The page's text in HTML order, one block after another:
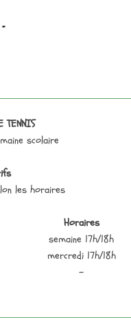
TENNIS
scolaire
les horaires
Horaires
semaine 17h/18h
mercredi 17h/18h
–